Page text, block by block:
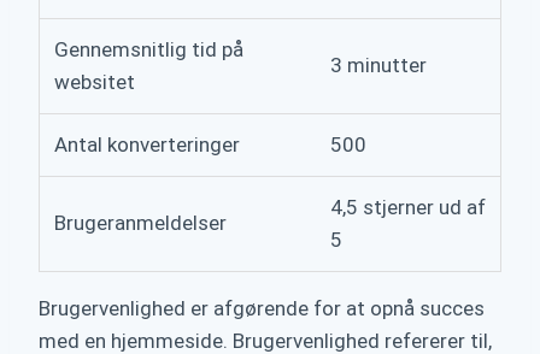
Gennemsnitlig tid på
websitet
3 minutter
Antal konverteringer 500
Brugeranmeldelser
4,5 stjerner ud af
5
Brugervenlighed er afgørende for at opnå succes
med en hjemmeside. Brugervenlighed refererer til,